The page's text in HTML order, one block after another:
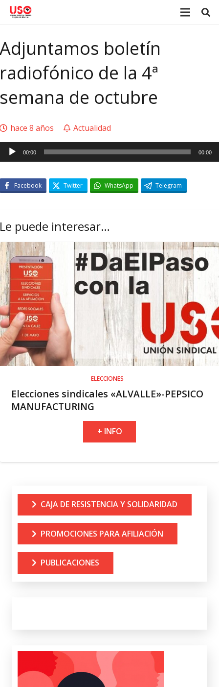
Adjuntamos boletín
radiofónico de la 4ª
semana de octubre
hace 8 años
Actualidad
00:00 00:00
Facebook Twitter WhatsApp Telegram
Le puede interesar…
ELECCIONES
Elecciones sindicales «ALVALLE»-PEPSICO
MANUFACTURING
+ INFO
CAJA DE RESISTENCIA Y SOLIDARIDAD
PROMOCIONES PARA AFILIACIÓN
PUBLICACIONES